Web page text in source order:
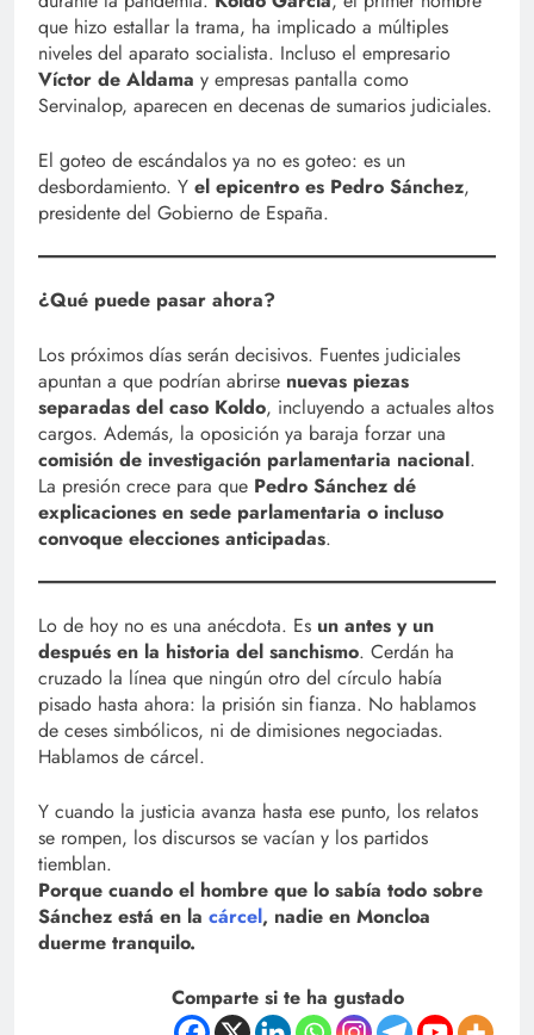
que hizo estallar la trama, ha implicado a múltiples
niveles del aparato socialista. Incluso el empresario
Víctor de Aldama y empresas pantalla como
Servinalop, aparecen en decenas de sumarios judiciales.
El goteo de escándalos ya no es goteo: es un
desbordamiento. Y el epicentro es Pedro Sánchez,
presidente del Gobierno de España.
¿Qué puede pasar ahora?
Los próximos días serán decisivos. Fuentes judiciales
apuntan a que podrían abrirse nuevas piezas
separadas del caso Koldo, incluyendo a actuales altos
cargos. Además, la oposición ya baraja forzar una
comisión de investigación parlamentaria nacional.
La presión crece para que Pedro Sánchez dé
explicaciones en sede parlamentaria o incluso
convoque elecciones anticipadas.
Lo de hoy no es una anécdota. Es un antes y un
después en la historia del sanchismo. Cerdán ha
cruzado la línea que ningún otro del círculo había
pisado hasta ahora: la prisión sin fianza. No hablamos
de ceses simbólicos, ni de dimisiones negociadas.
Hablamos de cárcel.
Y cuando la justicia avanza hasta ese punto, los relatos
se rompen, los discursos se vacían y los partidos
tiemblan.
Porque cuando el hombre que lo sabía todo sobre
Sánchez está en la cárcel, nadie en Moncloa
duerme tranquilo.
Comparte si te ha gustado